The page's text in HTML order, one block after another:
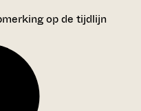
op de tijdlijn